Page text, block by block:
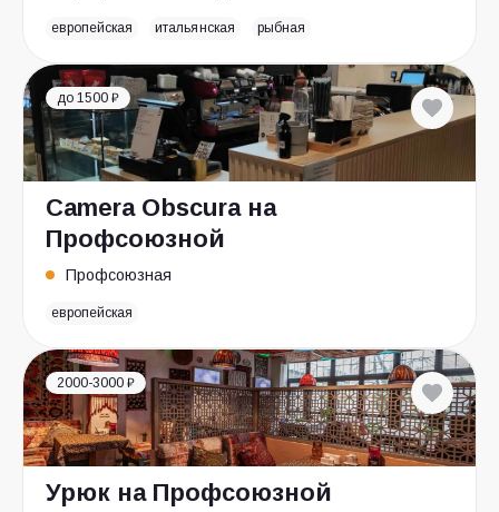
европейская итальянская рыбная
до 1500 ₽
Camera Obscura на
Профсоюзной
Профсоюзная
европейская
2000-3000 ₽
Урюк на Профсоюзной